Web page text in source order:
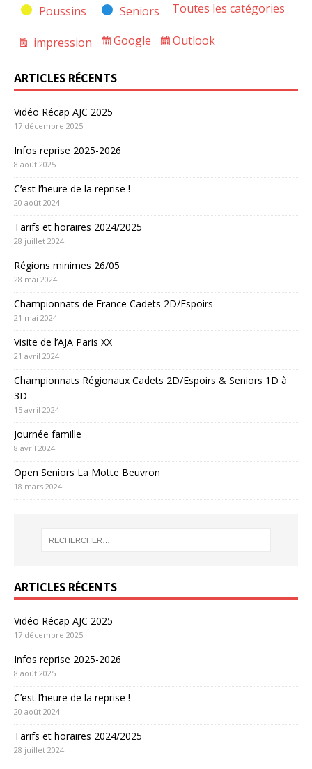
Poussins Seniors Toutes les catégories
Vue
impression
Subscribe
Google
Subscribe
Outlook
ARTICLES RÉCENTS
Vidéo Récap AJC 2025
17 décembre 2025
Infos reprise 2025-2026
8 août 2025
C’est l’heure de la reprise !
20 août 2024
Tarifs et horaires 2024/2025
28 juillet 2024
Régions minimes 26/05
28 mai 2024
Championnats de France Cadets 2D/Espoirs
21 mai 2024
Visite de l’AJA Paris XX
21 avril 2024
Championnats Régionaux Cadets 2D/Espoirs & Seniors 1D à
3D
15 avril 2024
Journée famille
8 avril 2024
Open Seniors La Motte Beuvron
18 mars 2024
ARTICLES RÉCENTS
Vidéo Récap AJC 2025
17 décembre 2025
Infos reprise 2025-2026
8 août 2025
C’est l’heure de la reprise !
20 août 2024
Tarifs et horaires 2024/2025
28 juillet 2024